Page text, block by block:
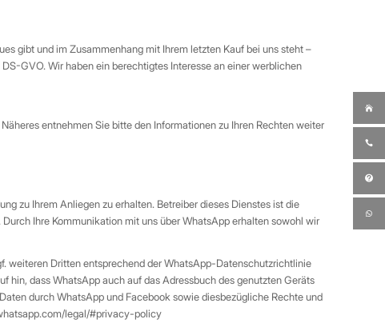
gibt und im Zusammenhang mit Ihrem letzten Kauf bei uns steht –
GVO. Wir haben ein berechtigtes Interesse an einer werblichen
entnehmen Sie bitte den Informationen zu Ihren Rechten weiter
zu Ihrem Anliegen zu erhalten. Betreiber dieses Dienstes ist die
Ihre Kommunikation mit uns über WhatsApp erhalten sowohl wir
weiteren Dritten entsprechend der WhatsApp-Datenschutzrichtlinie
hin, dass WhatsApp auch auf das Adressbuch des genutzten Geräts
durch WhatsApp und Facebook sowie diesbezügliche Rechte und
legal/#privacy-policy